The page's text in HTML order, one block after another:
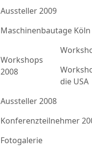
Aussteller 2009
Maschinenbautage Köln
Workshops
2008
die USA
Aussteller 2008
Konferenzteilnehmer
Fotogalerie